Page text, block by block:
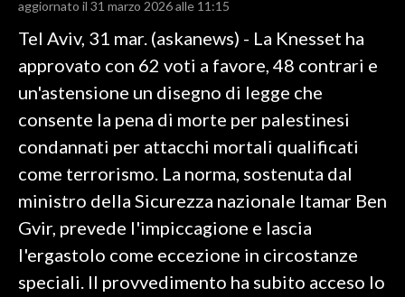
CALCIO REGIONALE
BASKET
VOLLEY
MOTORI
TENNIS
ALTRI SPORT
CULTURA
SPETTACOLI
aggiornato il 31 marzo 2026 alle 11:15
Tel Aviv, 31 mar. (askanews) - La Knesset ha
approvato con 62 voti a favore, 48 contrari e
un'astensione un disegno di legge che
consente la pena di morte per palestinesi
condannati per attacchi mortali qualificati
come terrorismo. La norma, sostenuta dal
ministro della Sicurezza nazionale Itamar Ben
Gvir, prevede l'impiccagione e lascia
l'ergastolo come eccezione in circostanze
speciali. Il provvedimento ha subito acceso lo